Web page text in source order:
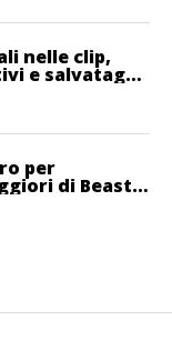
nelle clip,
e salvataggi
per
di Beast